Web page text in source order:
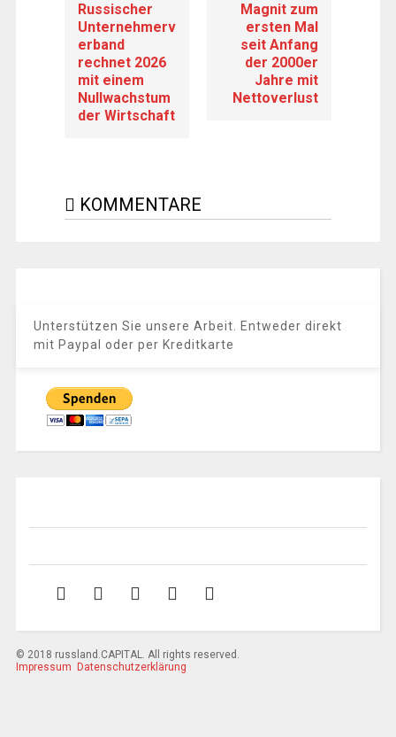
Russischer
Unternehmerv
erband
rechnet 2026
mit einem
Nullwachstum
der Wirtschaft
Magnit zum
ersten Mal
seit Anfang
der 2000er
Jahre mit
Nettoverlust
KOMMENTARE
Unterstützen Sie unsere Arbeit. Entweder direkt
mit Paypal oder per Kreditkarte
© 2018 russland.CAPITAL. All rights reserved.
Impressum
Datenschutzerklärung